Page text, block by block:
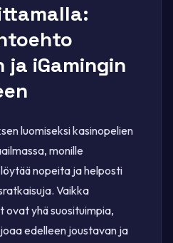
ja iGamingin
luomiseksi kasinopelien
monille
nopeita ja helposti
Vaikka
yhä suosituimpia,
edelleen joustavan ja